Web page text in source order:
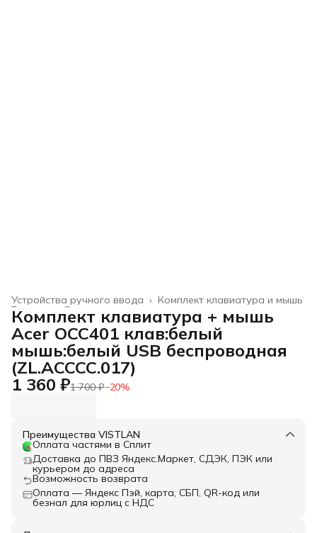
Комплект клавиатура и мышь
Устройства ручного ввода ›
Электроника
Главная
Комплект клавиатура + мышь
Acer OCC401 клав:белый
мышь:белый USB беспроводная
(ZL.ACCCC.017)
1 360 ₽1 700 ₽−20%
Преимущества VISTLAN
Оплата частями в Сплит
Доставка до ПВЗ Яндекс.Маркет, СДЭК, ПЭК или
курьером до адреса
Возможность возврата
Оплата — Яндекс Пэй, карта, СБП, QR-код или
безнал для юрлиц с НДС